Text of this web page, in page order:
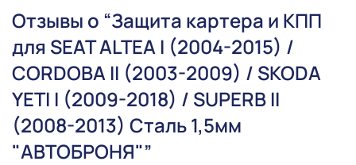
Отзывы о “Защита картера и КПП
для SEAT ALTEA I (2004-2015) /
CORDOBA II (2003-2009) / SKODA
YETI I (2009-2018) / SUPERB II
(2008-2013) Сталь 1,5мм
"АВТОБРОНЯ"”